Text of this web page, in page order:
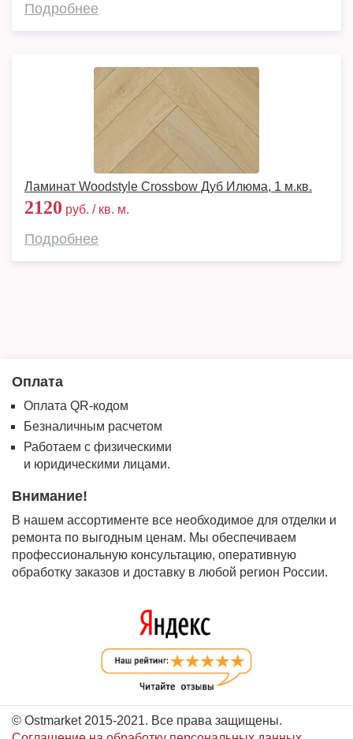
Подробнее
Ламинат Woodstyle Crossbow Дуб Илюма, 1 м.кв.
2120 руб. / кв. м.
Подробнее
Оплата
Оплата QR-кодом
Безналичным расчетом
Работаем с физическими
и юридическими лицами.
Внимание!
В нашем ассортименте все необходимое для отделки и
ремонта по выгодным ценам. Мы обеспечиваем
профессиональную консультацию, оперативную
обработку заказов и доставку в любой регион России.
© Ostmarket 2015-2021. Все права защищены.